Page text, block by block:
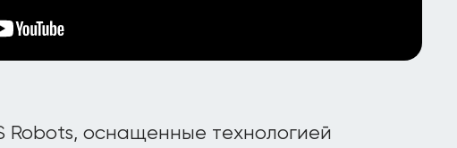
Robots, оснащенные технологией